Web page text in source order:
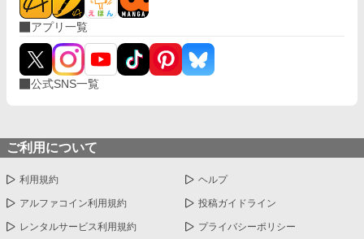
アプリ一覧
公式SNS一覧
ご利用について
利用規約 ヘルプ
アルファコイン利用規約 投稿ガイドライン
レンタルサービス利用規約 プライバシーポリシー